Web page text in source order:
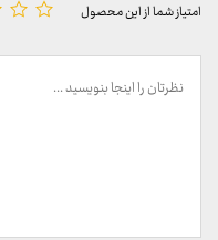
امتیاز شما از این محصول